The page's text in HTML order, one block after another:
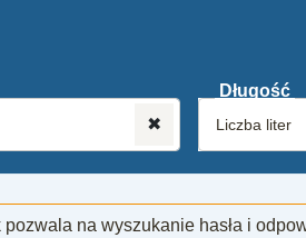
✖
Długość
na wyszukanie hasła i